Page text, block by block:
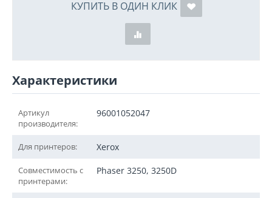
КУПИТЬ В ОДИН КЛИК
Характеристики
Артикул
производителя:
96001052047
Для принтеров: Xerox
Совместимость с
принтерами:
Phaser 3250, 3250D